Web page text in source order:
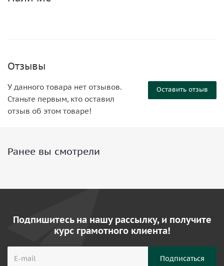
Отзывы
Оставить отзыв
У данного товара нет отзывов.
Станьте первым, кто оставил
отзыв об этом товаре!
Ранее вы смотрели
Подпишитесь на нашу рассылку, и получите
курс грамотного клиента!